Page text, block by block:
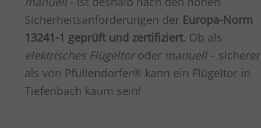
Sicherheitsanforderungen der Europa-Norm
13241-1 geprüft und zertifiziert. Ob als
elektrisches Flügeltoroder manuell – sicherer
als von Pfullendorfer® kann ein Flügeltor in
Tiefenbach kaum sein!